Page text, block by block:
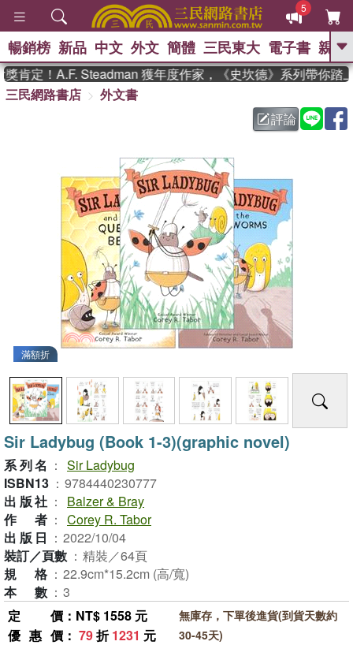
5
GO
父親節 、 如果歷
暑期推薦 、 國際布克
登輝時代 、 數學女孩：黎曼猜想
偉大的迷走神經
暢銷榜 新品 中文 外文 簡體 三民東大 電子書 親子
定！A.F. Steadman 獲年度作家，《史坎德》系列帶你踏上
三民網路書店
外文書
評論
滿額折
Sir Ladybug (Book 1-3)(graphic novel)
系列名 ： Sir Ladybug
ISBN13 ： 9784440230777
出版社 ：
Balzer & Bray
作者 ： Corey R. Tabor
出版日 ： 2022/10/04
裝訂／頁數 ： 精裝／64頁
規格 ： 22.9cm*15.2cm (高/寬)
本數 ： 3
定價 ：NT$ 1558 元
優惠價 ： 79折1231 元
無庫存，下單後進貨(到貨天數約
30-45天)